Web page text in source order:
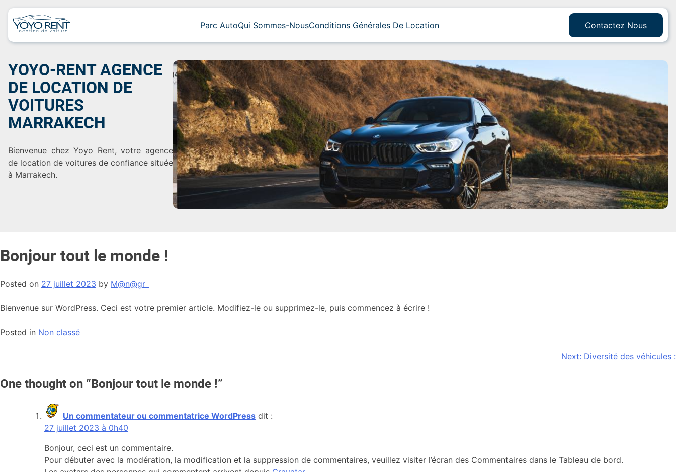
Skip
content
Parc AutoQui Sommes-NousConditions Générales De Location Contactez Nous
YOYO-RENT AGENCE
DE LOCATION DE
VOITURES
MARRAKECH
Bienvenue chez Yoyo Rent, votre agence
de location de voitures de confiance située
à Marrakech.
Bonjour tout le monde !
Posted on 27 juillet 2023 by M@n@gr_
Bienvenue sur WordPress. Ceci est votre premier article. Modifiez-le ou supprimez-le, puis commencez à écrire !
Posted in Non classé
de
Next: Diversité des véhicules :
One thought on “Bonjour tout le monde !”
Un commentateur ou commentatrice WordPress dit :
27 juillet 2023 à 0h40
Bonjour, ceci est un commentaire.
Pour débuter avec la modération, la modification et la suppression de commentaires, veuillez visiter l’écran des Commentaires dans le Tableau de bord.